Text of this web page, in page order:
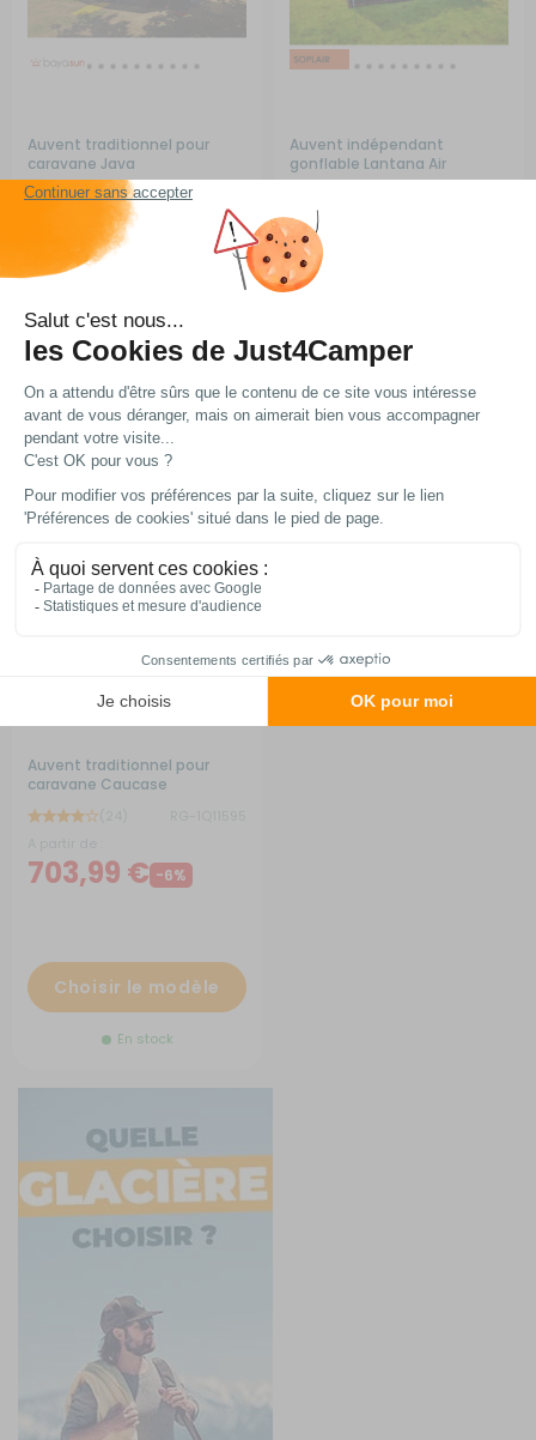
Auvent traditionnel pour
caravane Java
(29)
RG-1Q11395
615 €
Choisir le modèle
En stock
Auvent indépendant
gonflable Lantana Air
A partir de :
949 €
Choisir le modèle
En stock
Auvent traditionnel pour
caravane Caucase
703,99 € -6%
Choisir le modèle
En stock